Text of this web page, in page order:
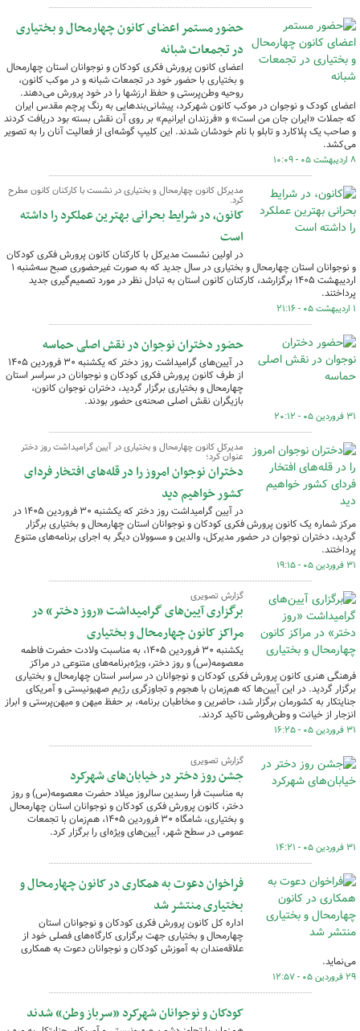
حضور مستمر اعضای کانون چهارمحال و بختیاری
در تجمعات شبانه
اعضای کانون پرورش فکری کودکان و نوجوانان استان چهارمحال
و بختیاری با حضور خود در تجمعات شبانه و در موکب کانون،
روحیه وطن‌پرستی و حفظ ارزشها را در خود پرورش می‌دهند.
اعضای کودک و نوجوان در موکب کانون شهرکرد، پیشانی‌بندهایی به رنگ پرچم مقدس ایران
که جملات «ایران جان من است» و «فرزندان ایرانیم» بر روی آن نقش بسته بود دریافت کردند
و صاحب یک پلاکارد و تابلو با نام خودشان شدند. این کلیپ گوشه‌ای از فعالیت آنان را به تصویر
می‌کشد.
۸ اردیبهشت ۰۵ - ۱۰:۰۹
مدیرکل کانون چهارمحال و بختیاری در نشست با کارکنان کانون مطرح
کرد.
کانون، در شرایط بحرانی بهترین عملکرد را داشته
است
در اولین نشست مدیرکل با کارکنان کانون پرورش فکری کودکان
و نوجوانان استان چهارمحال و بختیاری در سال جدید که به صورت غیرحضوری صبح سه‌شنبه ۱
اردیبهشت ۱۴۰۵ برگزارشد، کارکنان کانون استان به تبادل نظر در مورد تصمیم‌گیری جدید
پرداختند.
۱ اردیبهشت ۰۵ - ۲۱:۱۶
حضور دختران نوجوان در نقش اصلی حماسه
در آیین‌های گرامیداشت روز دختر که یکشنبه ۳۰ فروردین ۱۴۰۵
از طرف کانون پرورش فکری کودکان و نوجوانان در سراسر استان
چهارمحال و بختیاری برگزار گردید، دختران نوجوان کانون،
بازیگران نقش اصلی صحنه‌ی حضور بودند.
۳۱ فروردین ۰۵ - ۲۰:۱۲
مدیرکل کانون چهارمحال و بختیاری در آیین گرامیداشت روز دختر
عنوان کرد؛
دختران نوجوان امروز را در قله‌های افتخار فردای
کشور خواهیم دید
در آیین گرامیداشت روز دختر که یکشنبه ۳۰ فروردین ۱۴۰۵ در
مرکز شماره یک کانون پرورش فکری کودکان و نوجوانان استان چهارمحال و بختیاری برگزار
گردید، دختران نوجوان در حضور مدیرکل، والدین و مسوولان دیگر به اجرای برنامه‌های متنوع
پرداختند.
۳۱ فروردین ۰۵ - ۱۹:۱۵
گزارش تصویری
برگزاری آیین‌های گرامیداشت «روز دختر» در
مراکز کانون چهارمحال و بختیاری
یکشنبه ۳۰ فروردین ۱۴۰۵، به مناسبت ولادت حضرت فاطمه
معصومه(س) و روز دختر، ویژه‌برنامه‌های متنوعی در مراکز
فرهنگی هنری کانون پرورش فکری کودکان و نوجوانان در سراسر استان چهارمحال و بختیاری
برگزار گردید. در این آیین‌ها که هم‌زمان با هجوم و تجاوزگری رژیم صهیونیستی و آمریکای
جنایتکار به کشورمان برگزار شد، حاضرین و مخاطبان برنامه، بر حفظ میهن و میهن‌پرستی و ابراز
انزجار از خیانت و وطن‌فروشی تاکید کردند.
۳۱ فروردین ۰۵ - ۱۶:۲۵
گزارش تصویری
جشن روز دختر در خیابان‌های شهرکرد
به مناسبت فرا رسدین سالروز میلاد حضرت معصومه(س) و روز
دختر، کانون پرورش فکری کودکان و نوجوانان استان چهارمحال
و بختیاری، شامگاه ۳۰ فروردین ۱۴۰۵، هم‌زمان با تجمعات
عمومی در سطح شهر، آیین‌های ویژه‌ای را برگزار کرد.
۳۱ فروردین ۰۵ - ۱۴:۲۱
فراخوان دعوت به همکاری در کانون چهارمحال و
بختیاری منتشر شد
اداره کل کانون پرورش فکری کودکان و نوجوانان استان
چهارمحال و بختیاری جهت برگزاری کارگاه‌های فصلی خود از
علاقه‌مندان به آموزش کودکان و نوجوانان دعوت به همکاری
می‌نماید.
۲۹ فروردین ۰۵ - ۱۲:۵۷
کودکان و نوجوانان شهرکرد «سرباز وطن» شدند